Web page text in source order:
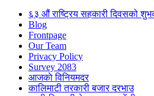
६३ औं राष्ट्रिय सहकारी दिवसको
Blog
Frontpage
Our Team
Privacy Policy
Survey 2083
आजकाे विनियमदर
कालिमाटी तरकारी बजार दरभाउ